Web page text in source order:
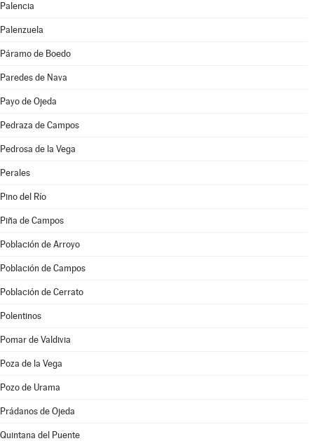
Palencia
Palenzuela
Páramo de Boedo
Paredes de Nava
Payo de Ojeda
Pedraza de Campos
Pedrosa de la Vega
Perales
Pino del Río
Piña de Campos
Población de Arroyo
Población de Campos
Población de Cerrato
Polentinos
Pomar de Valdivia
Poza de la Vega
Pozo de Urama
Prádanos de Ojeda
Quintana del Puente